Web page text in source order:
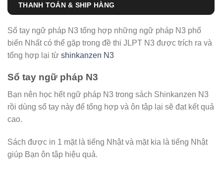
THANH TOÁN & SHIP HÀNG
Sổ tay ngữ pháp N3 tổng hợp những ngữ pháp N3 phổ
biến Nhất có thể gặp trong đề thi JLPT N3 được trích ra và
tổng hợp lại từ shinkanzen N3
Sổ tay ngữ pháp N3
Bạn nên học hết ngữ pháp N3 trong sách Shinkanzen N3
rồi dùng sổ tay này để tổng hợp và ôn tập lại sẽ đạt kết quả
cao.
Sách được in 1 mặt là tiếng Nhật và mặt kia là tiếng Nhật
giúp Bạn ôn tập hiệu quả.